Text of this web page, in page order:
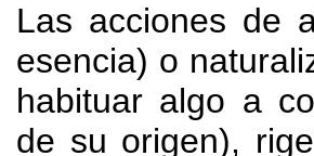
Las acciones de
esencia) o
habituar algo a
de su origen),